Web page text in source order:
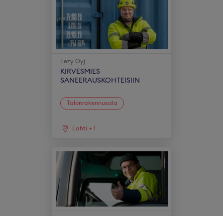
Eezy Oyj
KIRVESMIES
SANEERAUSKOHTEISIIN
Talonrakennusala
Lahti + 1